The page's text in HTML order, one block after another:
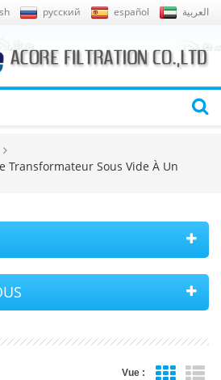
русский español العربية
Transformateur Sous Vide À Un
Vue :